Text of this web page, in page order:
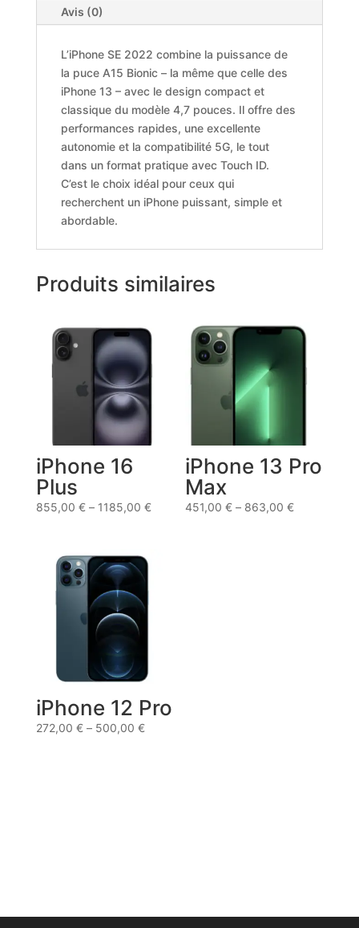
Avis (0)
L’iPhone SE 2022 combine la puissance de
la puce A15 Bionic – la même que celle des
iPhone 13 – avec le design compact et
classique du modèle 4,7 pouces. Il offre des
performances rapides, une excellente
autonomie et la compatibilité 5G, le tout
dans un format pratique avec Touch ID.
C’est le choix idéal pour ceux qui
recherchent un iPhone puissant, simple et
abordable.
Produits similaires
iPhone 16
Plus
855,00 €– 1185,00 €
iPhone 13 Pro
Max
451,00€ – 863,00€
iPhone 12 Pro
272,00 €– 500,00 €